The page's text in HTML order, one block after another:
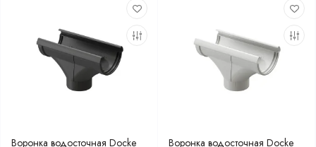
Воронка водосточная Docke
Воронка водосточная Docke